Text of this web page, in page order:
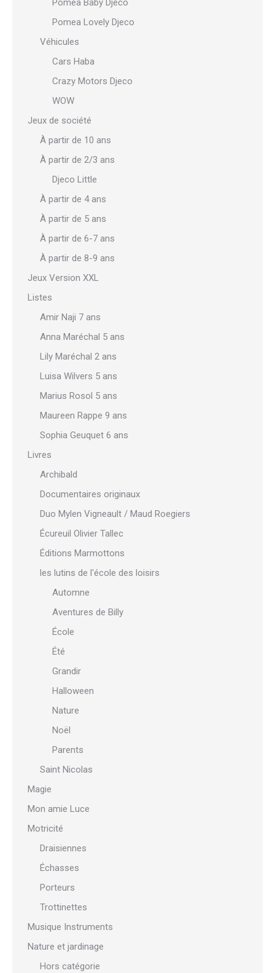
Pomea Baby Djeco
Pomea Lovely Djeco
Véhicules
Cars Haba
Crazy Motors Djeco
WOW
Jeux de société
À partir de 10 ans
À partir de 2/3 ans
Djeco Little
À partir de 4 ans
À partir de 5 ans
À partir de 6-7 ans
À partir de 8-9 ans
Jeux Version XXL
Listes
Amir Naji 7 ans
Anna Maréchal 5 ans
Lily Maréchal 2 ans
Luisa Wilvers 5 ans
Marius Rosol 5 ans
Maureen Rappe 9 ans
Sophia Geuquet 6 ans
Livres
Archibald
Documentaires originaux
Duo Mylen Vigneault / Maud Roegiers
Écureuil Olivier Tallec
Éditions Marmottons
les lutins de l'école des loisirs
Automne
Aventures de Billy
École
Été
Grandir
Halloween
Nature
Noël
Parents
Saint Nicolas
Magie
Mon amie Luce
Motricité
Draisiennes
Échasses
Porteurs
Trottinettes
Musique Instruments
Nature et jardinage
Hors catégorie